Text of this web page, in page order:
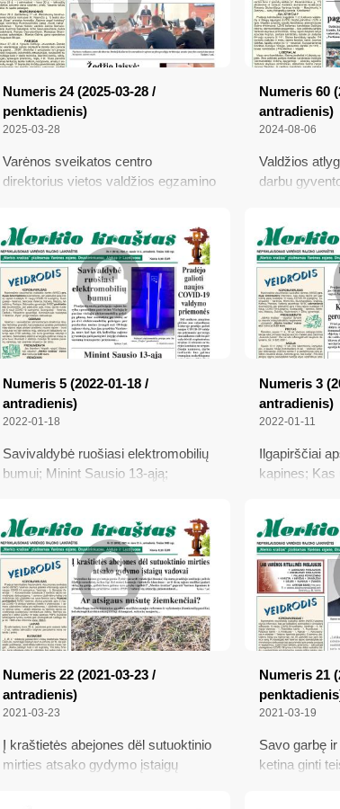
tinginiai?“, bei paprašė suteikti
galimybę ir Varėnos rajono
gyventojams „pareikšti savo
poziciją“, ką redakcija padarė,
pridėjusi ir savo trigrašį...
grybų; Kodėl
verslininkai?
Numeris 24 (2025-03-28 /
penktadienis)
2025-03-28
Varėnos sveikatos centro
direktorius vietos valdžios egzamino
kontrabanda skraidė ir mūsų rajone;
Nuomonė su pasiūlymu
Numeris 60
antradienis)
2024-08-06
Valdžios
darbu
valdantieji
mokės
grybautojai
nekęsti
Numeris 5 (2022-01-18 /
antradienis)
2022-01-18
Savivaldybė ruošiasi elektromobilių
bumui; Minint Sausio 13-ąją;
valdymo priemonės
Numeris 3
antradienis)
2022-01-11
Ilgapirščiai
kapines;
kuru; Priėjom
Numeris 22 (2021-03-23 /
antradienis)
2021-03-23
Į kraštietės abejones dël sutuoktinio
mirties atsako gydymo įstaigų
Numeris 21
2021-03-19
Savo garbę
ketina ginti